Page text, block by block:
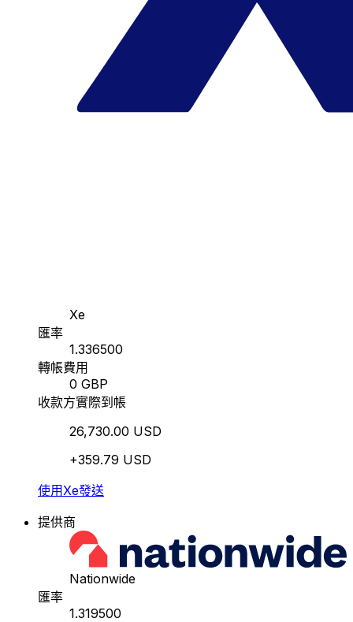
Xe
匯率
1.336500
轉帳費用
0 GBP
收款方實際到帳
26,730.00 USD
+359.79 USD
使用Xe發送
提供商
Nationwide
匯率
1.319500